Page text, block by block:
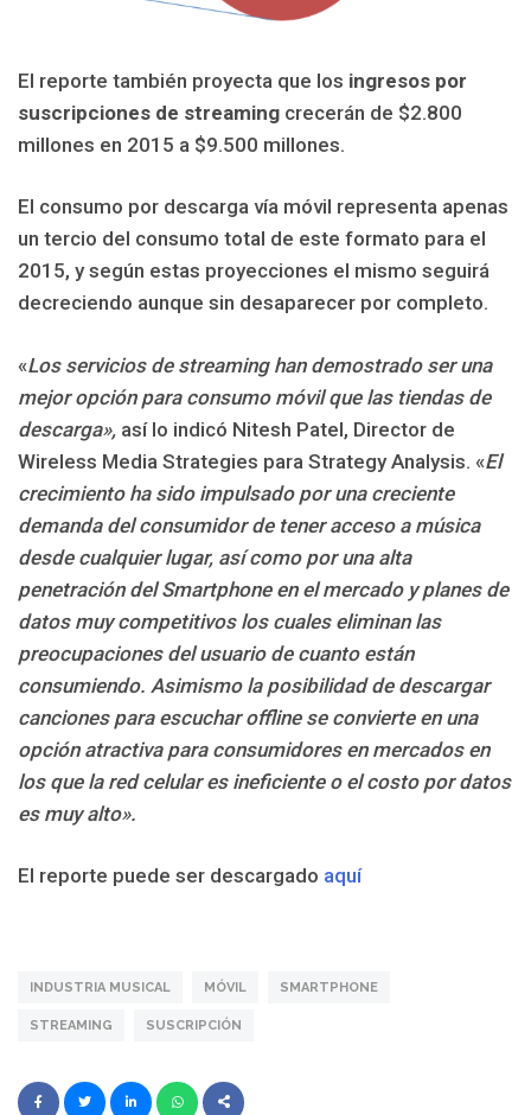
El reporte también proyecta que los ingresos por
suscripciones de streaming crecerán de $2.800
millones en 2015 a $9.500 millones.
El consumo por descarga vía móvil representa apenas
un tercio del consumo total de este formato para el
2015, y según estas proyecciones el mismo seguirá
decreciendo aunque sin desaparecer por completo.
«Los servicios de streaming han demostrado ser una
mejor opción para consumo móvil que las tiendas de
descarga», así lo indicó Nitesh Patel, Director de
Wireless Media Strategies para Strategy Analysis. «El
crecimiento ha sido impulsado por una creciente
demanda del consumidor de tener acceso a música
desde cualquier lugar, así como por una alta
penetración del Smartphone en el mercado y planes de
datos muy competitivos los cuales eliminan las
preocupaciones del usuario de cuanto están
consumiendo. Asimismo la posibilidad de descargar
canciones para escuchar offline se convierte en una
opción atractiva para consumidores en mercados en
los que la red celular es ineficiente o el costo por datos
es muy alto».
El reporte puede ser descargado aquí
INDUSTRIA MUSICAL MÓVIL SMARTPHONE
STREAMING SUSCRIPCIÓN